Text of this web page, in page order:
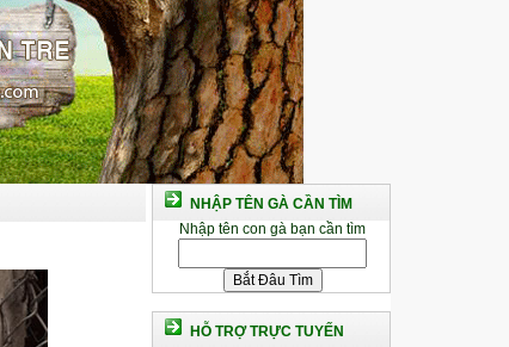
NHẬP TÊN GÀ CẦN TÌM
Nhập tên con gà bạn cần tìm
HỖ TRỢ TRỰC TUYẾN